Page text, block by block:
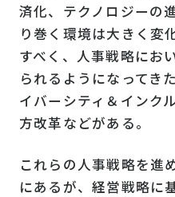
済化、テクノロジーの
り巻く環境は大きく変
すべく、人事戦略にお
られるようになってき
イバーシティ＆インク
方改革などがある。
これらの人事戦略を進
にあるが、経営戦略に